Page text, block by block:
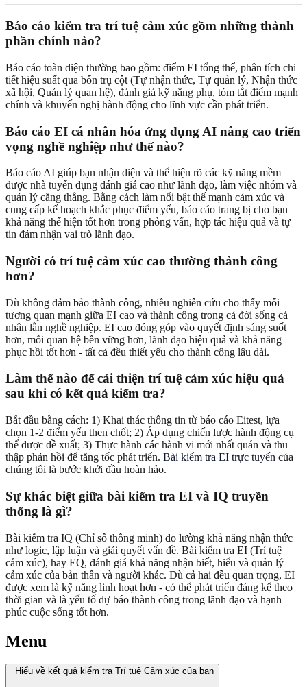
Báo cáo kiểm tra trí tuệ cảm xúc gồm những thành
phần chính nào?
Báo cáo toàn diện thường bao gồm: điểm EI tổng thể, phân tích chi
tiết hiệu suất qua bốn trụ cột (Tự nhận thức, Tự quản lý, Nhận thức
xã hội, Quản lý quan hệ), đánh giá kỹ năng phụ, tóm tắt điểm mạnh
chính và khuyến nghị hành động cho lĩnh vực cần phát triển.
Báo cáo EI cá nhân hóa ứng dụng AI nâng cao triển
vọng nghề nghiệp như thế nào?
Báo cáo AI giúp bạn nhận diện và thể hiện rõ các kỹ năng mềm
được nhà tuyển dụng đánh giá cao như lãnh đạo, làm việc nhóm và
quản lý căng thẳng. Bằng cách làm nổi bật thế mạnh cảm xúc và
cung cấp kế hoạch khắc phục điểm yếu, báo cáo trang bị cho bạn
khả năng thể hiện tốt hơn trong phỏng vấn, hợp tác hiệu quả và tự
tin đảm nhận vai trò lãnh đạo.
Người có trí tuệ cảm xúc cao thường thành công
hơn?
Dù không đảm bảo thành công, nhiều nghiên cứu cho thấy mối
tương quan mạnh giữa EI cao và thành công trong cả đời sống cá
nhân lẫn nghề nghiệp. EI cao đóng góp vào quyết định sáng suốt
hơn, mối quan hệ bền vững hơn, lãnh đạo hiệu quả và khả năng
phục hồi tốt hơn - tất cả đều thiết yếu cho thành công lâu dài.
Làm thế nào để cải thiện trí tuệ cảm xúc hiệu quả
sau khi có kết quả kiểm tra?
Bắt đầu bằng cách: 1) Khai thác thông tin từ báo cáo Eitest, lựa
chọn 1-2 điểm yếu then chốt; 2) Áp dụng chiến lược hành động cụ
thể được đề xuất; 3) Thực hành các hành vi mới nhất quán và thu
thập phản hồi để tăng tốc phát triển. Bài kiểm tra EI trực tuyến của
chúng tôi là bước khởi đầu hoàn hảo.
Sự khác biệt giữa bài kiểm tra EI và IQ truyền
thống là gì?
Bài kiểm tra IQ (Chỉ số thông minh) đo lường khả năng nhận thức
như logic, lập luận và giải quyết vấn đề. Bài kiểm tra EI (Trí tuệ
cảm xúc), hay EQ, đánh giá khả năng nhận biết, hiểu và quản lý
cảm xúc của bản thân và người khác. Dù cả hai đều quan trọng, EI
được xem là kỹ năng linh hoạt hơn - có thể phát triển đáng kể theo
thời gian và là yếu tố dự báo thành công trong lãnh đạo và hạnh
phúc cuộc sống tốt hơn.
Menu
Hiểu về kết quả kiểm tra Trí tuệ Cảm xúc của bạn